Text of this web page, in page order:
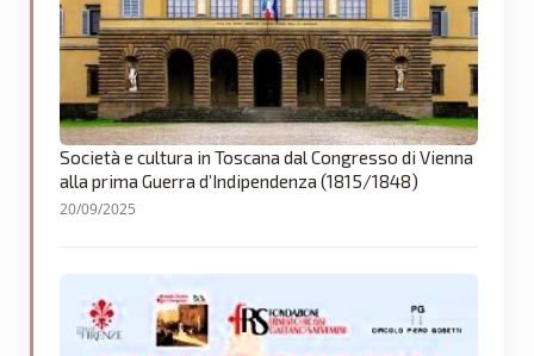
Società e cultura in Toscana dal Congresso di Vienna
alla prima Guerra d’Indipendenza (1815/1848)
20/09/2025